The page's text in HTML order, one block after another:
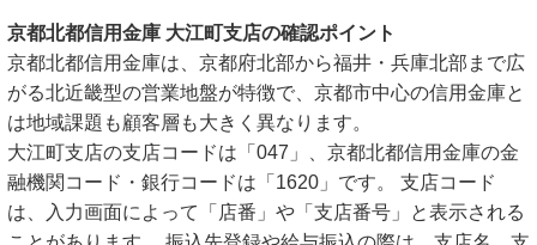
京都北都信用金庫 大江町支店の確認ポイント
京都北都信用金庫は、京都府北部から福井・兵庫北部まで広
がる北近畿型の営業地盤が特徴で、京都市中心の信用金庫と
は地域課題も顧客層も大きく異なります。
大江町支店の支店コードは「047」、京都北都信用金庫の金
融機関コード・銀行コードは「1620」です。 支店コード
は、入力画面によって「店番」や「支店番号」と表示される